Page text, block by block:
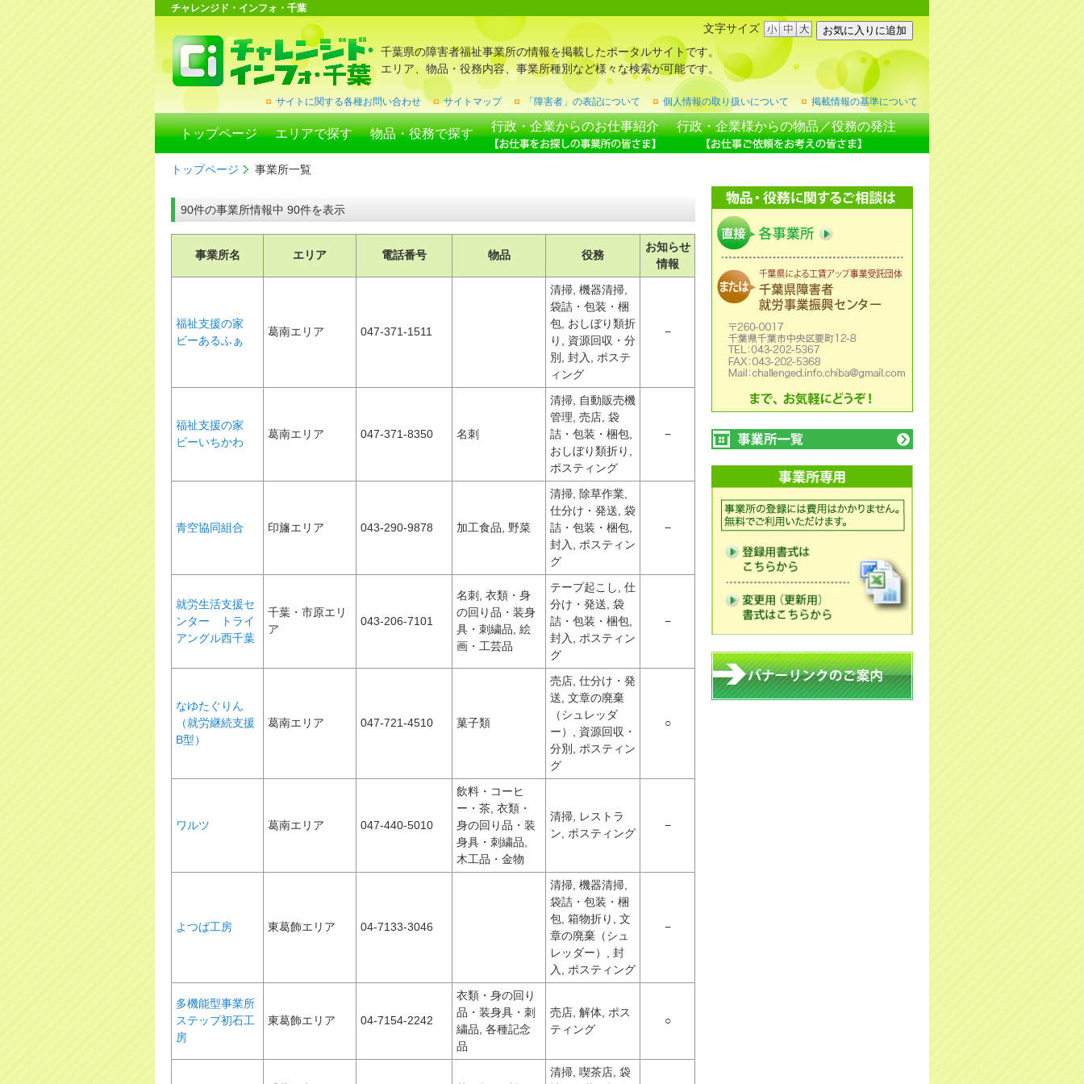
チャレンジド・インフォ・千葉
千葉県の障害者福祉事業所の情報を掲載したポータルサイトです。
エリア、物品・役務内容、事業所種別など様々な検索が可能です。
文字サイズ
サイトに関する各種お問い合わせ サイトマップ 「障害者」の表記について 個人情報の取り扱いについて 掲載情報の基準について
トップページ エリアで探す 物品・役務で探す
行政・企業からのお仕事紹介 行政・企業様からの物品／役務の発注
トップページ 事業所一覧
90件の事業所情報中 90件を表示
事業所名 エリア 電話番号 物品 役務
お知らせ
情報
福祉支援の家
ビーあるふぁ
葛南エリア 047-371-1511
清掃, 機器清掃,
袋詰・包装・梱
包, おしぼり類折
り, 資源回収・分
別, 封入, ポステ
ィング
−
福祉支援の家
ビーいちかわ
葛南エリア 047-371-8350 名刺
清掃, 自動販売機
管理, 売店, 袋
詰・包装・梱包,
おしぼり類折り,
ポスティング
−
青空協同組合 印旛エリア 043-290-9878 加工食品, 野菜
清掃, 除草作業,
仕分け・発送, 袋
詰・包装・梱包,
封入, ポスティン
グ
−
就労生活支援セ
ンター トライ
アングル西千葉
千葉・市原エリ
ア
043-206-7101
名刺, 衣類・身
の回り品・装身
具・刺繍品, 絵
画・工芸品
テープ起こし, 仕
分け・発送, 袋
詰・包装・梱包,
封入, ポスティン
グ
−
なゆたぐりん
（就労継続支援
B型）
葛南エリア 047-721-4510 菓子類
売店, 仕分け・発
送, 文章の廃棄
（シュレッダ
ー）, 資源回収・
分別, ポスティン
グ
○
ワルツ 葛南エリア 047-440-5010
飲料・コーヒ
ー・茶, 衣類・
身の回り品・装
身具・刺繍品,
木工品・金物
清掃, レストラ
ン, ポスティング
−
よつば工房 東葛飾エリア 04-7133-3046
清掃, 機器清掃,
袋詰・包装・梱
包, 箱物折り, 文
章の廃棄（シュ
レッダー）, 封
入, ポスティング
−
多機能型事業所
ステップ初石工
房
東葛飾エリア 04-7154-2242
衣類・身の回り
品・装身具・刺
繍品, 各種記念
品
売店, 解体, ポス
ティング
○
清掃, 喫茶店, 袋